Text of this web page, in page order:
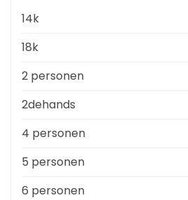
14k
18k
2 personen
2dehands
4 personen
5 personen
6 personen